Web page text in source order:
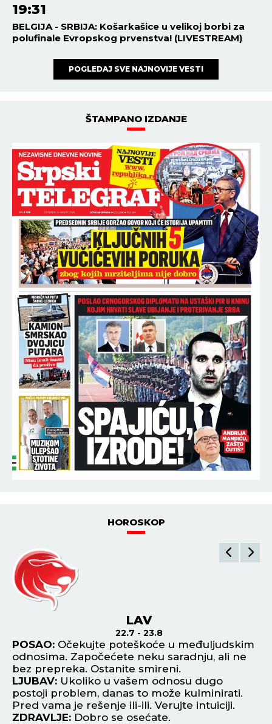
19:31
BELGIJA - SRBIJA: Košarkašice u velikoj borbi za
polufinale Evropskog prvenstva! (LIVESTREAM)
POGLEDAJ SVE NAJNOVIJE VESTI
ŠTAMPANO IZDANJE
HOROSKOP
LAV
22.7 - 23.8
POSAO: Očekujte poteškoće u međuljudskim
odnosima. Započećete neku saradnju, ali ne
bez prepreka. Ostanite smireni.
LJUBAV: Ukoliko u vašem odnosu dugo
postoji problem, danas to može kulminirati.
Pred vama je rešenje ili-ili. Verujte intuiciji.
ZDRAVLJE: Dobro se osećate.